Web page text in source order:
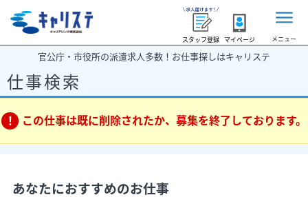
スタッフ登録 マイページ メニュー
官公庁・市役所の派遣求人多数！お仕事探しはキャリステ
仕事検索
この仕事は既に削除されたか、募集を終了しております。
あなたにおすすめのお仕事